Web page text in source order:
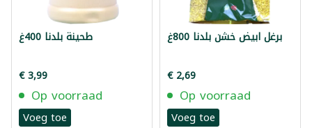
طحينة بلدنا 400غ
€ 3,99
Op voorraad
Voeg toe
برغل ابيض خشن بلدنا 800غ
€ 2,69
Op voorraad
Voeg toe